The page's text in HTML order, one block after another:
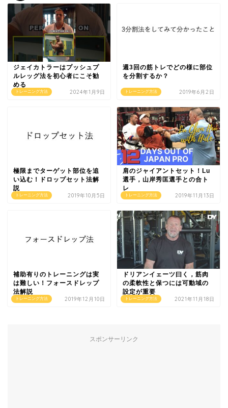
トレーニング方法
ジェイカトラーはプッシュプ
ルレッグ法を初心者にこそ勧
める
2024年1月9日 トレーニング方法
週3回の筋トレでどの様に部位
を分割するか？
2019年6月2日
トレーニング方法
極限までターゲット部位を追
い込む！ドロップセット法解
説
2019年10月5日 トレーニング方法
肩のジャイアントセット！Lu
選手，山岸秀匡選手との合ト
レ
2019年11月13日
トレーニング方法
補助有りのトレーニングは実
は難しい！フォースドレップ
法解説
2019年12月10日 トレーニング方法
ドリアンイェーツ曰く，筋肉
の柔軟性と保つには可動域の
設定が重要
2021年11月18日
スポンサーリンク